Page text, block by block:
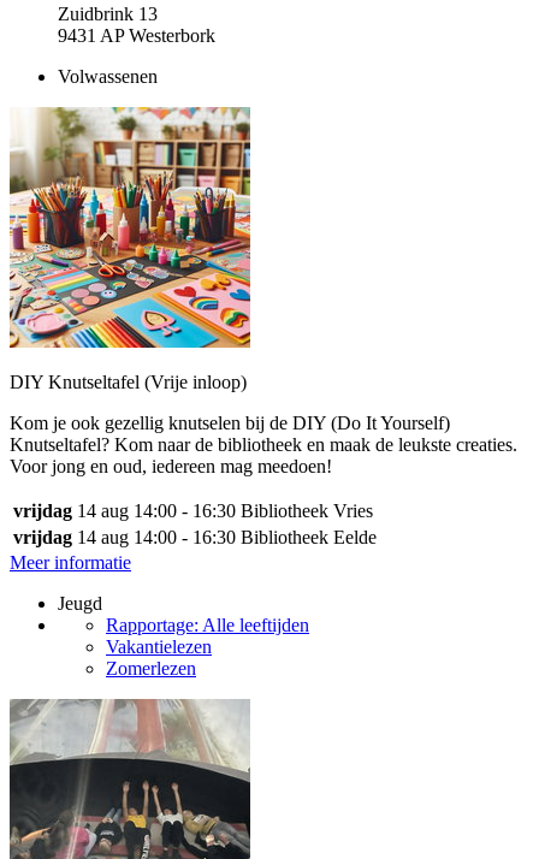
Zuidbrink 13
9431 AP Westerbork
Volwassenen
DIY Knutseltafel (Vrije inloop)
Kom je ook gezellig knutselen bij de DIY (Do It Yourself)
Knutseltafel? Kom naar de bibliotheek en maak de leukste creaties.
Voor jong en oud, iedereen mag meedoen!
vrijdag 14 aug 14:00 - 16:30 Bibliotheek Vries
vrijdag 14 aug 14:00 - 16:30 Bibliotheek Eelde
Meer informatie
Jeugd
Rapportage: Alle leeftijden
Vakantielezen
Zomerlezen